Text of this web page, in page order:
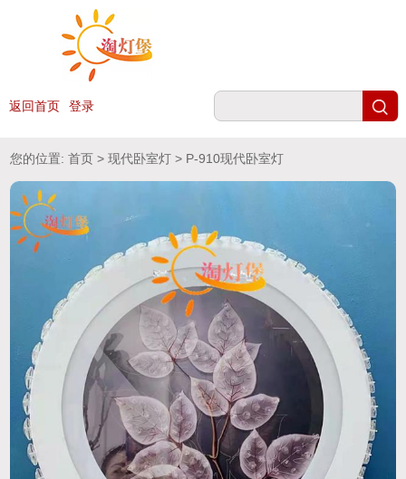
返回首页 登录
您的位置:首页 >现代卧室灯 > P-910现代卧室灯